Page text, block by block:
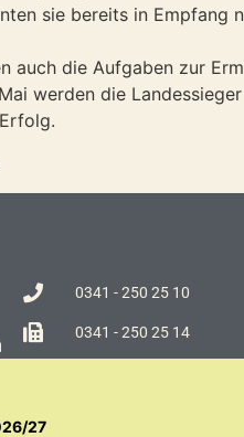
sie bereits in Empfang
auch die Aufgaben zur
werden die
0341 - 250 25 10
0341 - 250 25 14
27